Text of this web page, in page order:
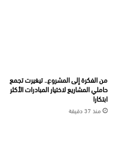
من الفكرة إلى المشروع.. تيغيرت تجمع
حاملي المشاريع لاختيار المبادرات الأكثر
ابتكارا
منذ 37 دقيقة